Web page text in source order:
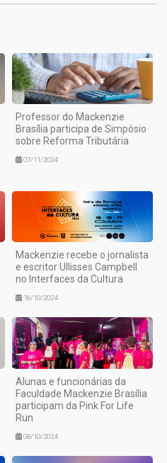
Professor do Mackenzie
Brasília participa de Simpósio
sobre Reforma Tributária
07/11/2024
Mackenzie recebe o jornalista
e escritor Ullisses Campbell
no Interfaces da Cultura
16/10/2024
Alunas e funcionárias da
Faculdade Mackenzie Brasília
participam da Pink For Life
Run
08/10/2024